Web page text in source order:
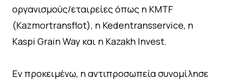
οργανισμούς/εταιρείες όπως η KMTF
(Kazmortransflot), η Kedentransservice, η
Kaspi Grain Way και η Kazakh Invest.
Εν προκειμένω, η αντιπροσωπεία συνομίλησε